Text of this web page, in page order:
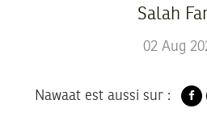
Salah
02 Aug
Nawaat est aussi sur :